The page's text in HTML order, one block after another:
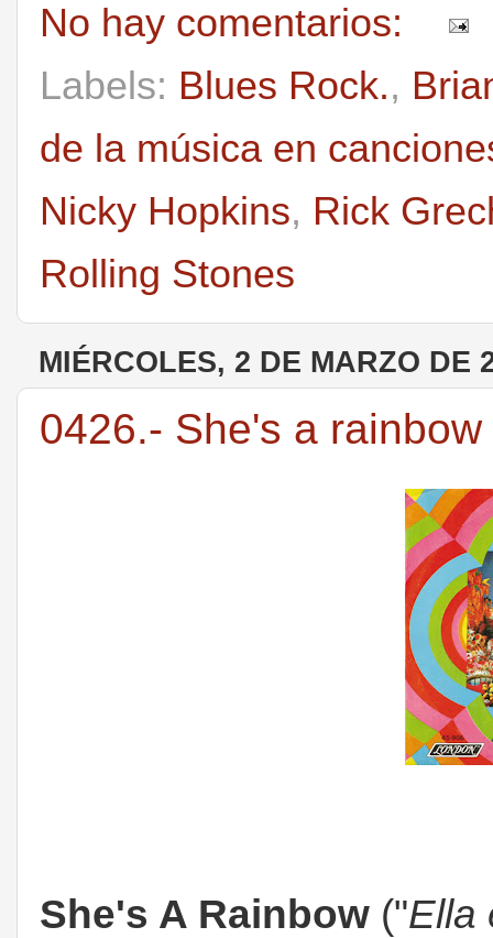
No hay comentarios:
Labels: Blues Rock.,
de la música en
Nicky Hopkins, Rick
Rolling Stones
MIÉRCOLES, 2 DE MARZO DE
0426.- She's a
She's A Rainbow ("Ella